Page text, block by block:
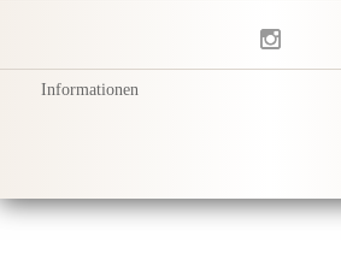
Informationen
Produktpflege